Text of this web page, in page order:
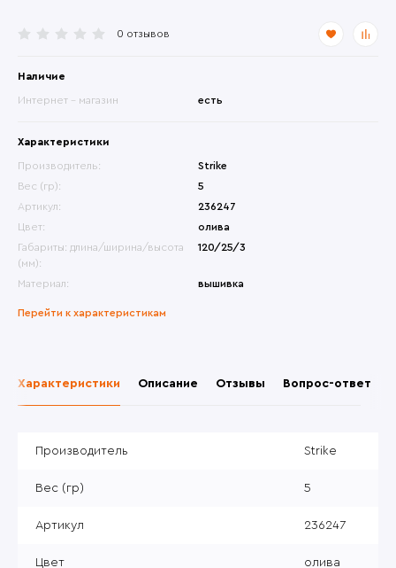
0 отзывов
Наличие
Интернет - магазин есть
Характеристики
Производитель:
Strike
Вес (гр):
5
Артикул:
236247
Цвет:
олива
Габариты: длина/ширина/высота
(мм):
120/25/3
Материал: вышивка
Перейти к характеристикам
Характеристики Описание Отзывы Вопрос-ответ
Производитель Strike
Вес (гр) 5
Артикул 236247
Цвет олива